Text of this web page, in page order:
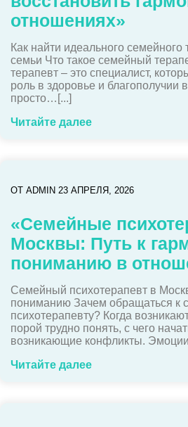
отношениях»
Как найти идеального
семьи Что такое семейный
терапевт – это специалист,
роль в здоровье и
просто…[...]
Читайте далее
ОТ ADMIN 23 АПРЕЛЯ, 2026
«Семейные
Москвы: Путь к
пониманию в
Семейный психотерапевт в
пониманию Зачем обращаться к
психотерапевту? Когда
порой трудно понять, с чего
возникающие конфликты.
Читайте далее